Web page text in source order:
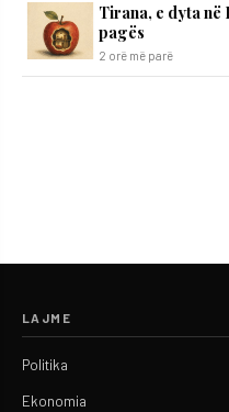
Tirana, e dyta
pagës
2 orë më parë
LAJME
Politika
Ekonomia